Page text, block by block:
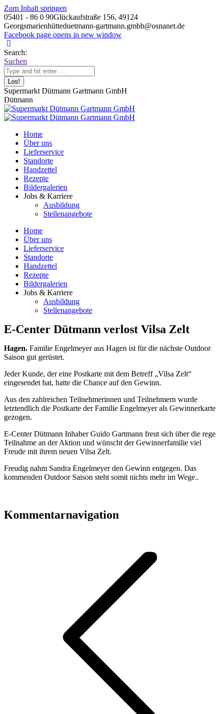
Zum Inhalt springen
05401 - 86 0 90Glückaufstraße 156, 49124
Georgsmarienhütteduetmann-gartmann.gmbh@osnanet.de
Facebook page opens in new window
Search:
Suchen
Supermarkt Dütmann Gartmann GmbH
Dütmann
Home
Über uns
Lieferservice
Standorte
Handzettel
Rezepte
Bildergalerien
Jobs & Karriere
Ausbildung
Stellenangebote
Home
Über uns
Lieferservice
Standorte
Handzettel
Rezepte
Bildergalerien
Jobs & Karriere
Ausbildung
Stellenangebote
E-Center Dütmann verlost Vilsa Zelt
Hagen. Familie Engelmeyer aus Hagen ist für die nächste Outdoor
Saison gut gerüstet.
Jeder Kunde, der eine Postkarte mit dem Betreff „Vilsa Zelt“
eingesendet hat, hatte die Chance auf den Gewinn.
Aus den zahlreichen Teilnehmerinnen und Teilnehmern wurde
letztendlich die Postkarte der Familie Engelmeyer als Gewinnerkarte
gezogen.
E-Center Dütmann Inhaber Guido Gartmann freut sich über die rege
Teilnahme an der Aktion und wünscht der Gewinnerfamilie viel
Freude mit ihrem neuen Vilsa Zelt.
Freudig nahm Sandra Engelmeyer den Gewinn entgegen. Das
kommenden Outdoor Saison steht somit nichts mehr im Wege..
Kommentarnavigation